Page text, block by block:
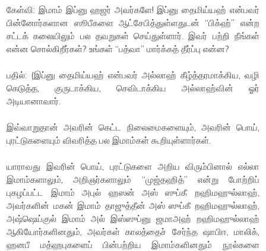
கேள்வி: இமாம் இப்னு ஹஜர் அவர்களே! இப்னு தைமிய்யஹ் என்பவர்
பின்னோர்களான ஸூபீகளை ஆட்சேபித்துள்ளதுடன் “பிக்ஹ்” என்ற
சட்டக் கலையிலும் பல தவறுகள் செய்துள்ளார். இவர் பற்றி நீங்கள்
என்ன சொல்கிறீர்கள்? உங்கள் “பத்வா” மார்க்கத் தீர்ப்பு என்ன?
பதில்: (இப்னு தைமிய்யஹ் என்பவர் அல்லாஹ் கீழ்த்தரமாக்கிய, வழி
கெடுத்த, குருடாக்கிய, செவிடாக்கிய அல்லாஹ்வின் ஓர்
அடியானாவார்.
இவ்வாறுதான் அவரின் கெட்ட நிலைமைகளையும், அவரின் பொய்,
புரட்டுகளையும் விவரித்த பல இமாம்கள் கூறியுள்ளார்கள்.
யாராவது இவரின் பொய், புரட்டுகளை அறிய விரும்பினால் எல்லா
இமாம்களாலும், அறிஞர்களாலும் “முஜ்தஹித்” என்று போற்றிப்
புகழப்பட்ட இமாம் அபுல் ஹஸன் அஸ் ஸுப்கீ றஹிமஹுல்லாஹ்,
அவர்களின் மகன் இமாம் தாஜுத்தீன் அஸ் ஸுப்கீ றஹிமஹுல்லாஹ்,
அஷ்ஷெய்குல் இமாம் அல் இஸ்ஸுப்னு ஜமாஅஹ் றஹிமஹுல்லாஹ்
ஆகியோர்களினதும், அவர்கள் காலத்தைச் சேர்ந்த ஷாபிஈ, மாலிக்,
ஹனபீ மத்ஹபுகளைப் பின்பற்றிய இமாம்களினதும் நூல்களை